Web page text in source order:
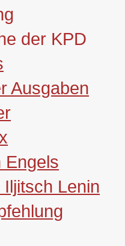
der KPD
Ausgaben
Engels
Lenin